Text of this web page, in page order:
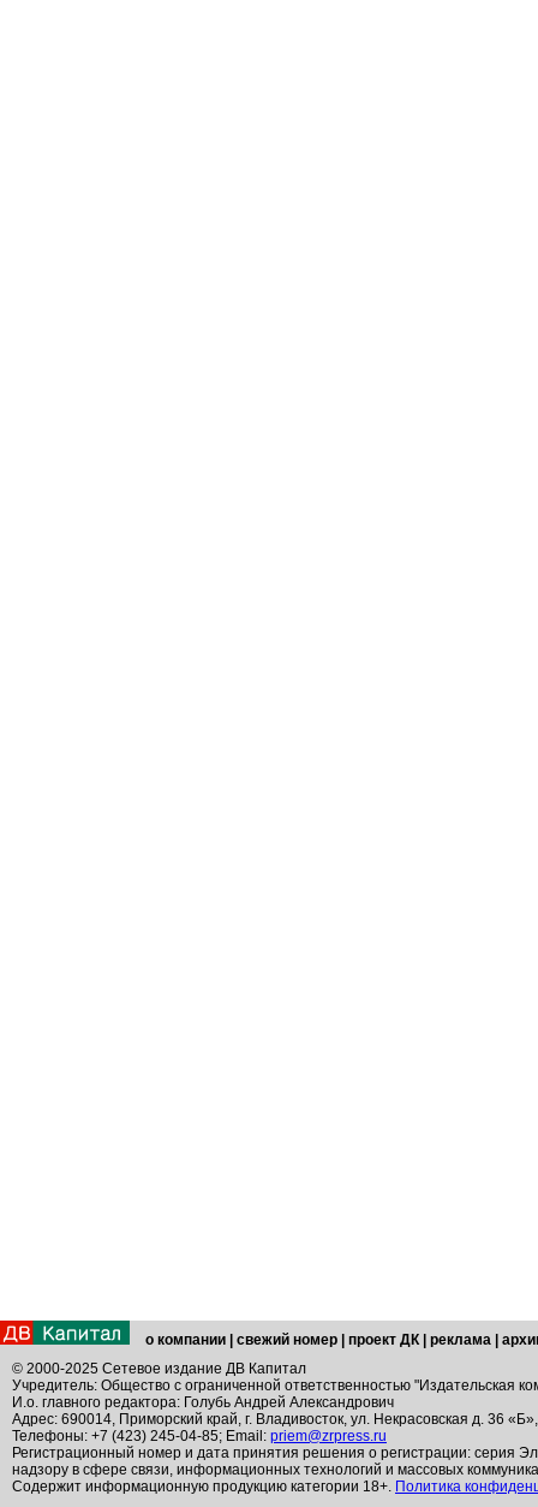
о компании свежий номер проект ДК реклама
© 2000-2025 Сетевое издание ДВ Капитал
Учредитель: Общество с ограниченной ответственностью "Издательская
И.о. главного редактора: Голубь Андрей Александрович
Адрес: 690014, Приморский край, г. Владивосток, ул. Некрасовская д. 36
Телефоны: +7 (423) 245-04-85; Email: priem@zrpress.ru
Регистрационный номер и дата принятия решения о регистрации: серия
надзору в сфере связи, информационных технологий и массовых
Содержит информационную продукцию категории 18+. Политика